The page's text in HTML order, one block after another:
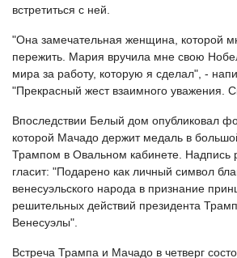
встретиться с ней.
"Она замечательная женщина, которой
пережить. Мария вручила мне свою
мира за работу, которую я сделал", -
"Прекрасный жест взаимного уважения.
Впоследствии Белый дом опубликовал
которой Мачадо держит медаль в
Трампом в Овальном кабинете. Надпись
гласит: "Подарено как личный символ
венесуэльского народа в признание
решительных действий президента
Венесуэлы".
Встреча Трампа и Мачадо в четверг